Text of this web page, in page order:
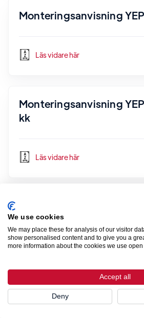
Monteringsanvisning
Läs vidare här
Monteringsanvisning
kk
Läs vidare här
Läs vidare här
Monteringsanvisning
We use cookies
We may place these for analysis of our visitor
show personalised content and to give you a
more information about the cookies we use
Accept all
Deny